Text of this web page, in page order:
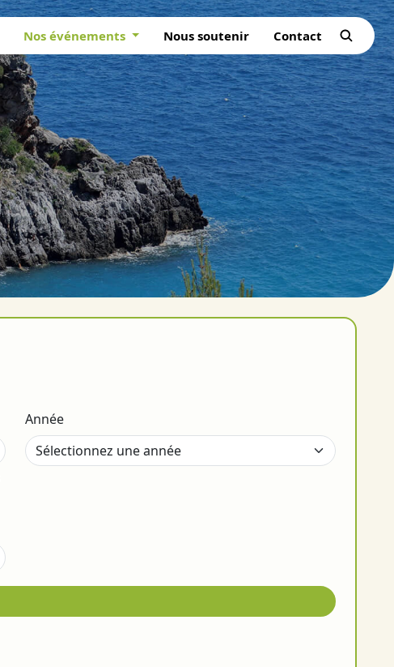
Nos événements Nous soutenir Contact
Année